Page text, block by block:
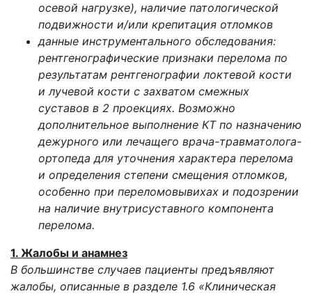
осевой нагрузке), наличие патологической
подвижности и/или крепитация отломков
данные инструментального обследования:
рентгенографические признаки перелома по
результатам рентгенографии локтевой кости
и лучевой кости с захватом смежных
суставов в 2 проекциях. Возможно
дополнительное выполнение КТ по назначению
дежурного или лечащего врача-травматолога-
ортопеда для уточнения характера перелома
и определения степени смещения отломков,
особенно при переломовывихах и подозрении
на наличие внутрисуставного компонента
перелома.
1. Жалобы и анамнез
В большинстве случаев пациенты предъявляют
жалобы, описанные в разделе 1.6 «Клиническая